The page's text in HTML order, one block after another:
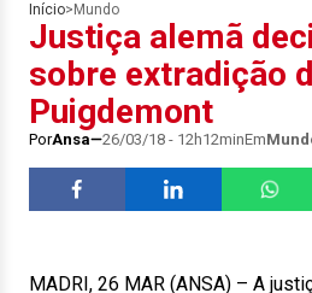
Início> Mundo
Justiça alemã
sobre extradição
Puigdemont
PorAnsa 26/03/18 - 12h12minEm
MADRI, 26 MAR (ANSA) – A